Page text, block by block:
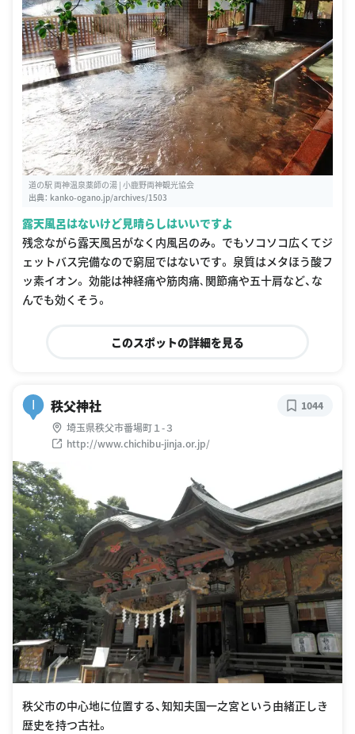
道の駅 両神温泉薬師の湯 | 小鹿野両神観光協会
出典： kanko-ogano.jp/archives/1503
露天風呂はないけど見晴らしはいいですよ
残念ながら露天風呂がなく内風呂のみ。 でもソコソコ広くてジ
ェットバス完備なので窮屈ではないです。 泉質はメタほう酸フ
ッ素イオン。 効能は神経痛や筋肉痛､関節痛や五十肩など、な
んでも効くそう。
このスポットの詳細を見る
I 秩父神社
埼玉県秩父市番場町１-３
http://www.chichibu-jinja.or.jp/
1044
秩父市の中心地に位置する、知知夫国一之宮という由緒正しき
歴史を持つ古社。